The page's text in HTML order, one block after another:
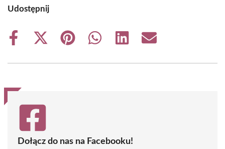
Udostępnij
Share
Share
(Twitter)
Share
Share
Share
Share
Dołącz do nas na Facebooku!